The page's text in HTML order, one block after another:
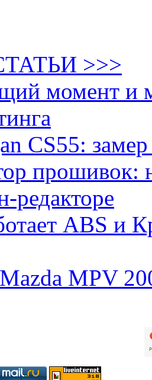
>>>
момент и
CS55:
прошивок:
редакторе
ABS и
MPV